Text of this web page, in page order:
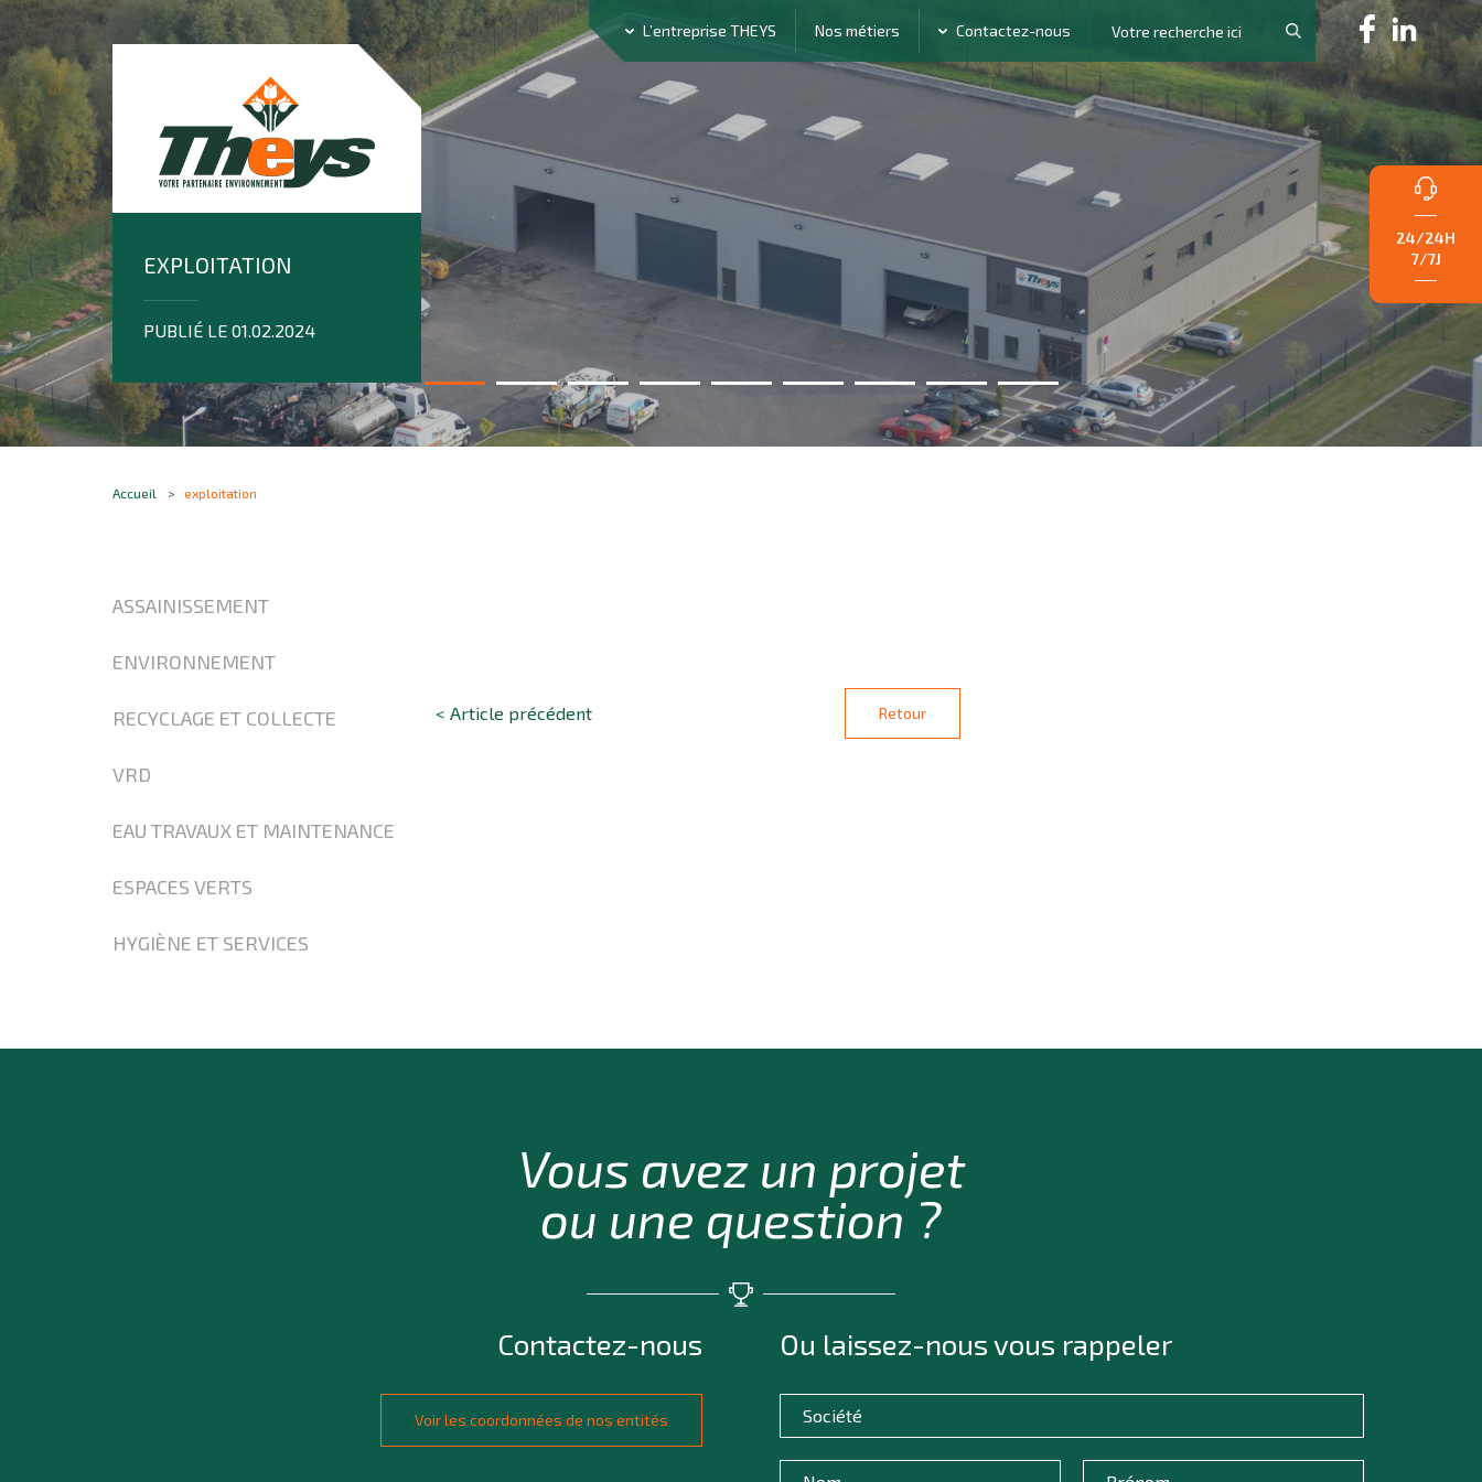
L’entreprise THEYS Nos métiers Contactez-nous
24/24H
7/7J
EXPLOITATION
PUBLIÉ LE 01.02.2024
Accueil exploitation
ASSAINISSEMENT
ENVIRONNEMENT
RECYCLAGE ET COLLECTE
VRD
EAU TRAVAUX ET MAINTENANCE
ESPACES VERTS
HYGIÈNE ET SERVICES
Retour
< Article précédent
Vous avez un projet
ou une question ?
Contactez-nous
Voir les coordonnées de nos entités
Ou laissez-nous vous rappeler